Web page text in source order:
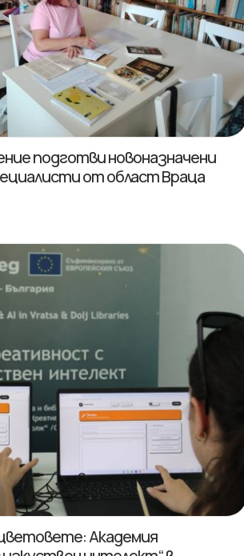
подготви новоназначени
от област Враца
Академия